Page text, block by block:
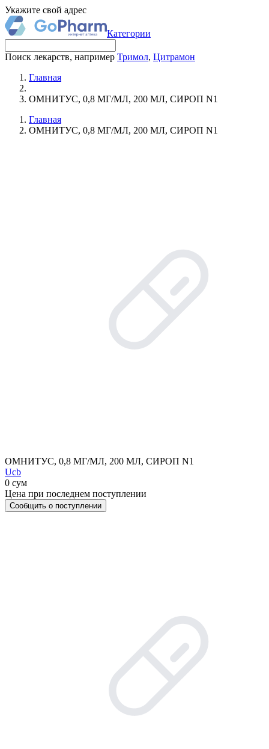
Укажите свой адрес
Категории
Поиск лекарств, например Тримол, Цитрамон
Главная
ОМНИТУС, 0,8 МГ/МЛ, 200 МЛ, СИРОП N1
Главная
ОМНИТУС, 0,8 МГ/МЛ, 200 МЛ, СИРОП N1
ОМНИТУС, 0,8 МГ/МЛ, 200 МЛ, СИРОП N1
Ucb
0 сум
Цена при последнем поступлении
Сообщить о поступлении